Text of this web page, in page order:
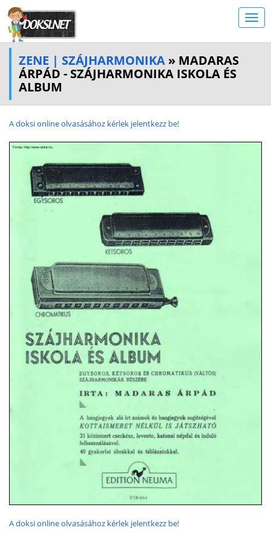
ZENE | SZÁJHARMONIKA » MADARAS
ÁRPÁD - SZÁJHARMONIKA ISKOLA ÉS
ALBUM
A doksi online olvasásához kérlek jelentkezz be!
A doksi online olvasásához kérlek jelentkezz be!